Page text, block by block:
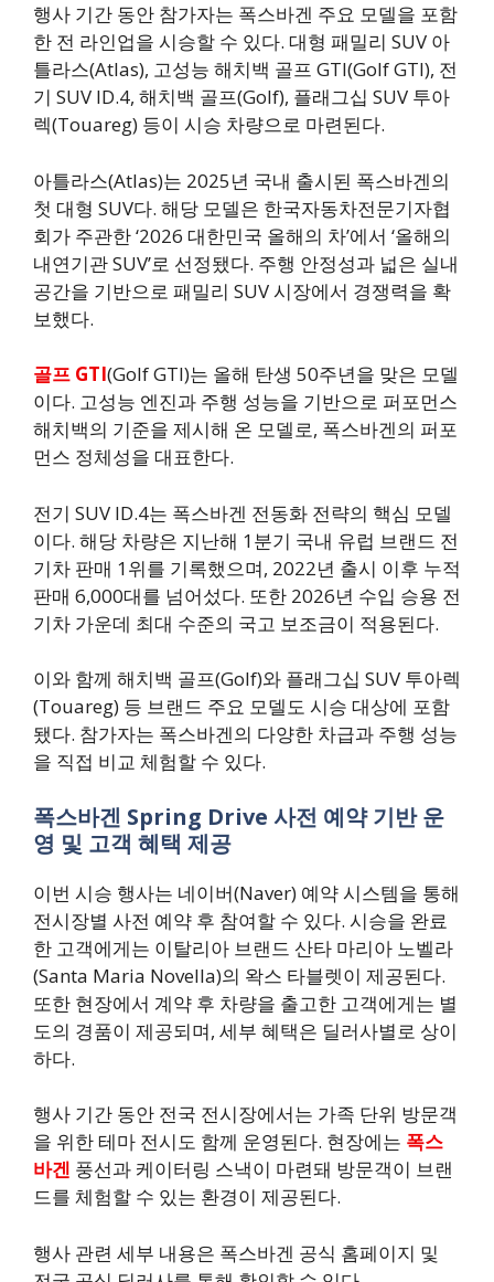
행사 기간 동안 참가자는 폭스바겐 주요 모델을 포함
한 전 라인업을 시승할 수 있다. 대형 패밀리 SUV 아
틀라스(Atlas), 고성능 해치백 골프 GTI(Golf GTI), 전
기 SUV ID.4, 해치백 골프(Golf), 플래그십 SUV 투아
렉(Touareg) 등이 시승 차량으로 마련된다.
아틀라스(Atlas)는 2025년 국내 출시된 폭스바겐의
첫 대형 SUV다. 해당 모델은 한국자동차전문기자협
회가 주관한 ‘2026 대한민국 올해의 차’에서 ‘올해의
내연기관 SUV’로 선정됐다. 주행 안정성과 넓은 실내
공간을 기반으로 패밀리 SUV 시장에서 경쟁력을 확
보했다.
골프 GTI(Golf GTI)는 올해 탄생 50주년을 맞은 모델
이다. 고성능 엔진과 주행 성능을 기반으로 퍼포먼스
해치백의 기준을 제시해 온 모델로, 폭스바겐의 퍼포
먼스 정체성을 대표한다.
전기 SUV ID.4는 폭스바겐 전동화 전략의 핵심 모델
이다. 해당 차량은 지난해 1분기 국내 유럽 브랜드 전
기차 판매 1위를 기록했으며, 2022년 출시 이후 누적
판매 6,000대를 넘어섰다. 또한 2026년 수입 승용 전
기차 가운데 최대 수준의 국고 보조금이 적용된다.
이와 함께 해치백 골프(Golf)와 플래그십 SUV 투아렉
(Touareg) 등 브랜드 주요 모델도 시승 대상에 포함
됐다. 참가자는 폭스바겐의 다양한 차급과 주행 성능
을 직접 비교 체험할 수 있다.
폭스바겐 Spring Drive 사전 예약 기반 운
영 및 고객 혜택 제공
이번 시승 행사는 네이버(Naver) 예약 시스템을 통해
전시장별 사전 예약 후 참여할 수 있다. 시승을 완료
한 고객에게는 이탈리아 브랜드 산타 마리아 노벨라
(Santa Maria Novella)의 왁스 타블렛이 제공된다.
또한 현장에서 계약 후 차량을 출고한 고객에게는 별
도의 경품이 제공되며, 세부 혜택은 딜러사별로 상이
하다.
행사 기간 동안 전국 전시장에서는 가족 단위 방문객
을 위한 테마 전시도 함께 운영된다. 현장에는 폭스
바겐 풍선과 케이터링 스낵이 마련돼 방문객이 브랜
드를 체험할 수 있는 환경이 제공된다.
행사 관련 세부 내용은 폭스바겐 공식 홈페이지 및